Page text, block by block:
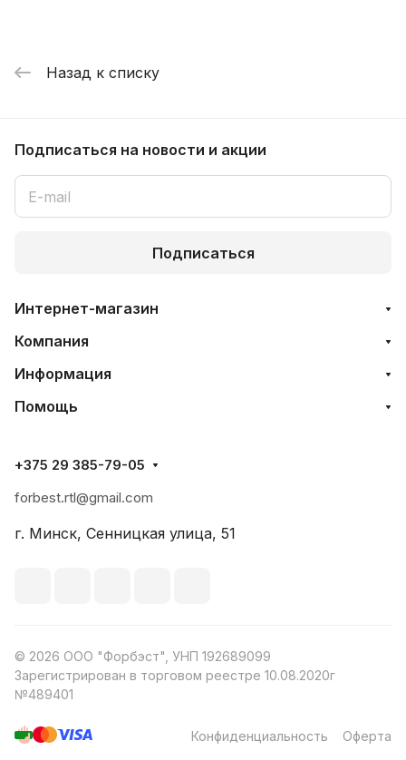
Назад к списку
Подписаться на новости и акции
Подписаться
Интернет-магазин
Компания
Информация
Помощь
+375 29 385-79-05
forbest.rtl@gmail.com
г. Минск, Сенницкая улица, 51
© 2026 ООО "Форбэст", УНП 192689099
Зарегистрирован в торговом реестре 10.08.2020г
№489401
Конфиденциальность Оферта